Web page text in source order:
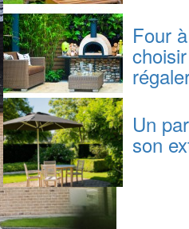
Four
Un
son